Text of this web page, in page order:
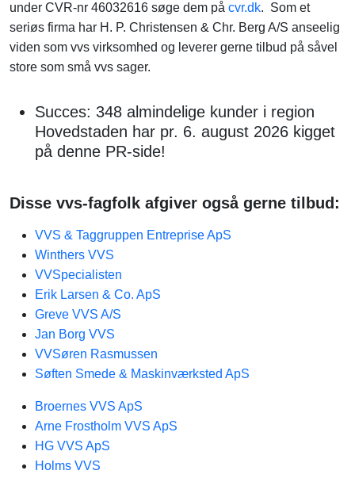
under CVR-nr 46032616 søge dem på cvr.dk. Som et
seriøs firma har H. P. Christensen & Chr. Berg A/S anseelig
viden som vvs virksomhed og leverer gerne tilbud på såvel
store som små vvs sager.
Succes: 348 almindelige kunder i region
Hovedstaden har pr. 6. august 2026 kigget
på denne PR-side!
Disse vvs-fagfolk afgiver også gerne tilbud:
VVS & Taggruppen Entreprise ApS
Winthers VVS
VVSpecialisten
Erik Larsen & Co. ApS
Greve VVS A/S
Jan Borg VVS
VVSøren Rasmussen
Søften Smede & Maskinværksted ApS
Broernes VVS ApS
Arne Frostholm VVS ApS
HG VVS ApS
Holms VVS